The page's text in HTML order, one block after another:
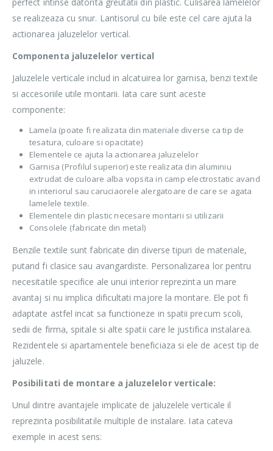
se realizeaza cu snur. Lantisorul cu bile este cel care ajuta la
actionarea jaluzelelor vertical.
Componenta jaluzelelor vertical
Jaluzelele verticale includ in alcatuirea lor garnisa, benzi textile
si accesoriile utile montarii. Iata care sunt aceste
componente:
Lamela (poate fi realizata din materiale diverse ca tip de
tesatura, culoare si opacitate)
Elementele ce ajuta la actionarea jaluzelelor
Garnisa (Profilul superior) este realizata din aluminiu
extrudat de culoare alba vopsita in camp electrostatic avand
in interiorul sau caruciaorele alergatoare de care se agata
lamelele textile.
Elementele din plastic necesare montarii si utilizarii
Consolele (fabricate din metal)
Benzile textile sunt fabricate din diverse tipuri de materiale,
putand fi clasice sau avangardiste. Personalizarea lor pentru
necesitatile specifice ale unui interior reprezinta un mare
avantaj si nu implica dificultati majore la montare. Ele pot fi
adaptate astfel incat sa functioneze in spatii precum scoli,
sedii de firma, spitale si alte spatii care le justifica instalarea.
Rezidentele si apartamentele beneficiaza si ele de acest tip de
jaluzele.
Posibilitati de montare a jaluzelelor verticale:
Unul dintre avantajele implicate de jaluzelele verticale il
reprezinta posibilitatile multiple de instalare. Iata cateva
exemple in acest sens: